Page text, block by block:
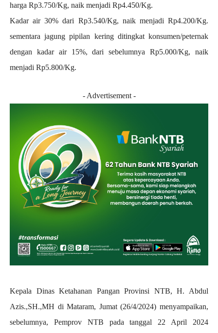
harga Rp3.750/Kg, naik menjadi Rp4.450/Kg.
Kadar air 30% dari Rp3.540/Kg, naik menjadi Rp4.200/Kg.
sementara jagung pipilan kering ditingkat konsumen/peternak
dengan kadar air 15%, dari sebelumnya Rp5.000/Kg, naik
menjadi Rp5.800/Kg.
- Advertisement -
Kepala Dinas Ketahanan Pangan Provinsi NTB, H. Abdul
Azis.,SH.,MH di Mataram, Jumat (26/4/2024) menyampaikan,
sebelumnya, Pemprov NTB pada tanggal 22 April 2024